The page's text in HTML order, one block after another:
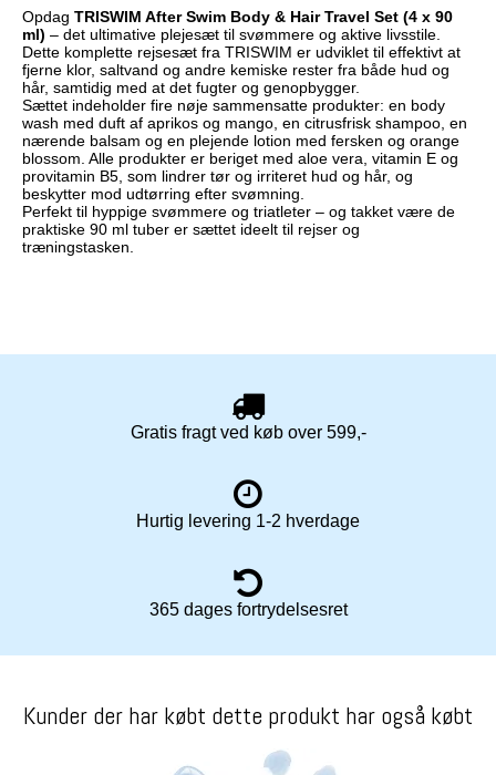
Opdag TRISWIM After Swim Body & Hair Travel Set (4 x 90
ml) – det ultimative plejesæt til svømmere og aktive livsstile.
Dette komplette rejsesæt fra TRISWIM er udviklet til effektivt at
fjerne klor, saltvand og andre kemiske rester fra både hud og
hår, samtidig med at det fugter og genopbygger.
Sættet indeholder fire nøje sammensatte produkter: en body
wash med duft af aprikos og mango, en citrusfrisk shampoo, en
nærende balsam og en plejende lotion med fersken og orange
blossom. Alle produkter er beriget med aloe vera, vitamin E og
provitamin B5, som lindrer tør og irriteret hud og hår, og
beskytter mod udtørring efter svømning.
Perfekt til hyppige svømmere og triatleter – og takket være de
praktiske 90 ml tuber er sættet ideelt til rejser og
træningstasken.
Gratis fragt ved køb over 599,-
Hurtig levering 1-2 hverdage
365 dages fortrydelsesret
Kunder der har købt dette produkt har også købt